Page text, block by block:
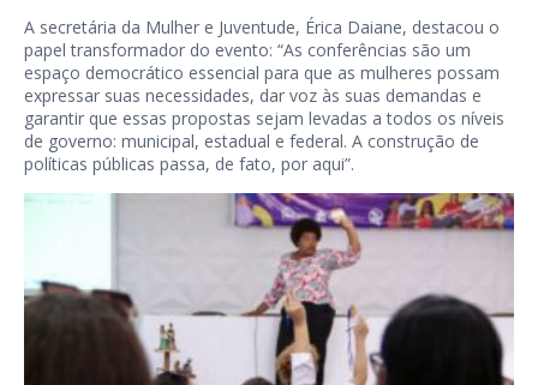
A secretária da Mulher e Juventude, Érica Daiane, destacou o
papel transformador do evento: “As conferências são um
espaço democrático essencial para que as mulheres possam
expressar suas necessidades, dar voz às suas demandas e
garantir que essas propostas sejam levadas a todos os níveis
de governo: municipal, estadual e federal. A construção de
políticas públicas passa, de fato, por aqui”.